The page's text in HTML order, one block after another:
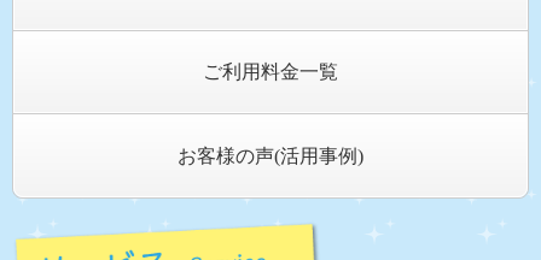
ご利用料金一覧
お客様の声(活用事例)